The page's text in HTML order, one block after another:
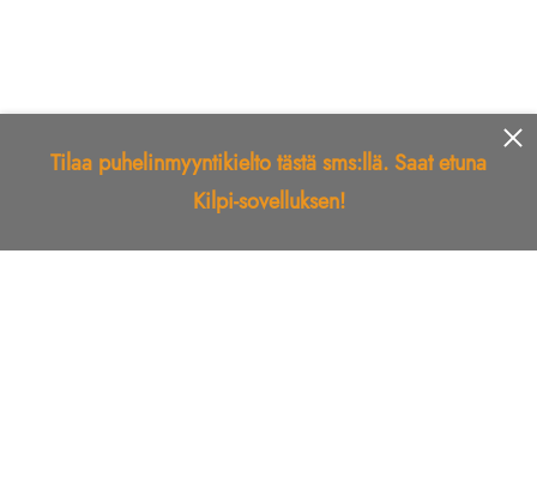
Tilaa puhelinmyyntikielto tästä sms:llä. Saat etuna
Kilpi-sovelluksen!